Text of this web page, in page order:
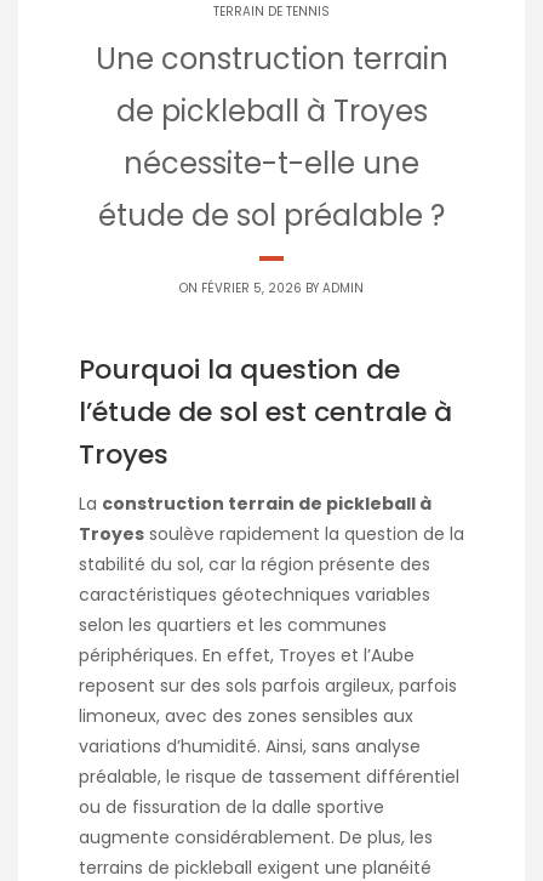
TERRAIN DE TENNIS
Une construction terrain
de pickleball à Troyes
nécessite-t-elle une
étude de sol préalable ?
ON FÉVRIER 5, 2026 BY ADMIN
Pourquoi la question de
l’étude de sol est centrale à
Troyes
La construction terrain de pickleball à
Troyes soulève rapidement la question de la
stabilité du sol, car la région présente des
caractéristiques géotechniques variables
selon les quartiers et les communes
périphériques. En effet, Troyes et l’Aube
reposent sur des sols parfois argileux, parfois
limoneux, avec des zones sensibles aux
variations d’humidité. Ainsi, sans analyse
préalable, le risque de tassement différentiel
ou de fissuration de la dalle sportive
augmente considérablement. De plus, les
terrains de pickleball exigent une planéité